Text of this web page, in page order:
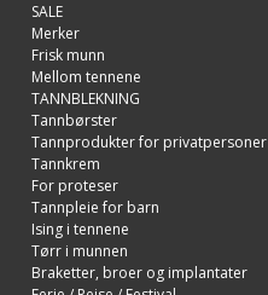
SALE
Merker
Frisk munn
Mellom tennene
TANNBLEKNING
Tannbørster
Tannprodukter for privatpersoner
Tannkrem
For proteser
Tannpleie for barn
Ising i tennene
Tørr i munnen
Braketter, broer og implantater